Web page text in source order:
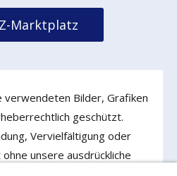
Marktplatz
verwendeten Bilder, Grafiken
geschützt.
Vervielfältigung oder
unsere ausdrückliche